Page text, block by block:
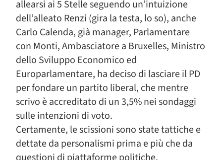
allearsi ai 5 Stelle seguendo un’intuizione
dell’alleato Renzi (gira la testa, lo so), anche
Carlo Calenda, già manager, Parlamentare
con Monti, Ambasciatore a Bruxelles, Ministro
dello Sviluppo Economico ed
Europarlamentare, ha deciso di lasciare il PD
per fondare un partito liberal, che mentre
scrivo è accreditato di un 3,5% nei sondaggi
sulle intenzioni di voto.
Certamente, le scissioni sono state tattiche e
dettate da personalismi prima e più che da